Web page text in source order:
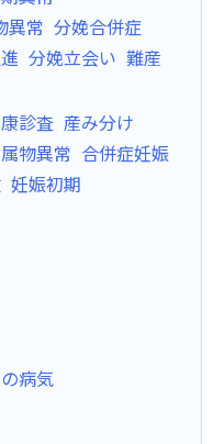
異常 分娩合併症
分娩立会い 難産
診査 産み分け
物異常 合併症妊娠
妊娠初期
病気